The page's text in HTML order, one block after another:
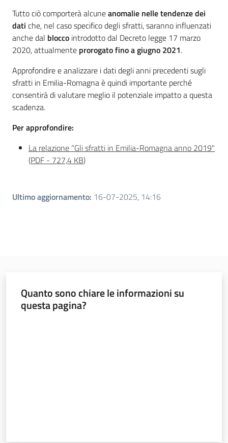
Tutto ciò comporterà alcuneanomalie nelle tendenze dei
dati che, nel caso specifico degli sfratti, saranno influenzati
anche dal blocco introdotto dal Decreto legge 17 marzo
2020, attualmente prorogato fino a giugno 2021.
Approfondire e analizzare i dati degli anni precedenti sugli
sfratti in Emilia-Romagna è quindi importante perché
consentirà di valutare meglio il potenziale impatto a questa
scadenza.
Per approfondire:
La relazione “Gli sfratti in Emilia-Romagna anno 2019"
(PDF - 727,4 KB)
Ultimo aggiornamento: 16-07-2025, 14:16
Quanto sono chiare le informazioni su
questa pagina?